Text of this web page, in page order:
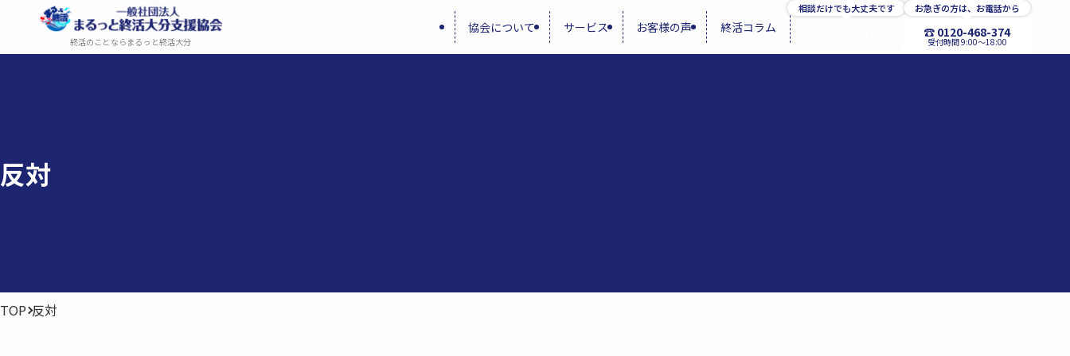
終活のことならまるっと終活大分
協会について サービス お客様の声 終活コラム
相談だけでも大丈夫です お急ぎの方は、お電話から
☎ 0120-468-374
受付時間 9:00〜18:00
反対
TOP 反対